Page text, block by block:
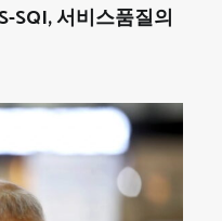
SQI, 서비스품질의